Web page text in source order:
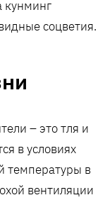
кунминг
соцветия.
– это тля и
в условиях
температуры в
вентиляции